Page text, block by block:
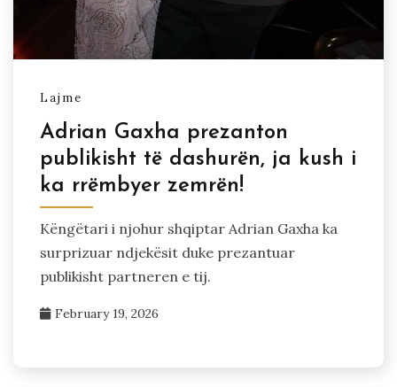
Lajme
Adrian Gaxha prezanton
publikisht të dashurën, ja kush i
ka rrëmbyer zemrën!
Këngëtari i njohur shqiptar Adrian Gaxha ka
surprizuar ndjekësit duke prezantuar
publikisht partneren e tij.
February 19, 2026